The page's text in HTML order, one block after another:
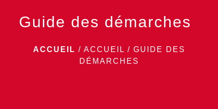
Guide des démarches
ACCUEIL / ACCUEIL / GUIDE DES
DÉMARCHES